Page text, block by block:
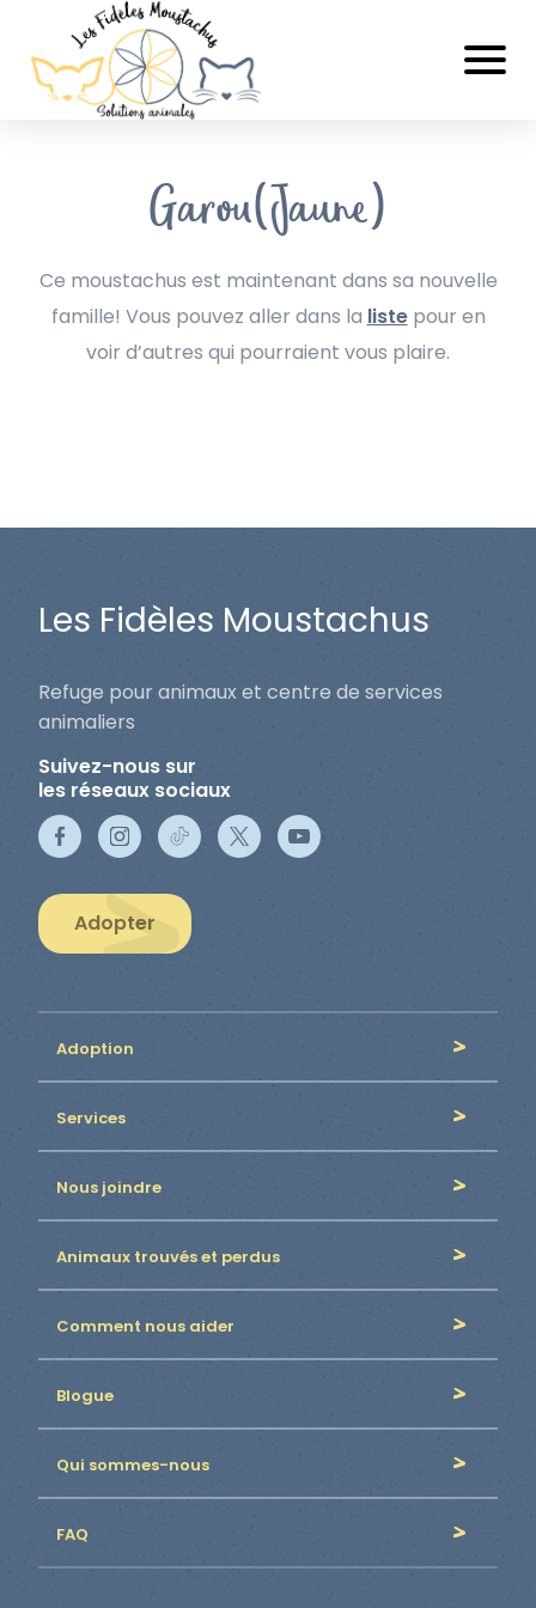
Garou(Jaune)
Ce moustachus est maintenant dans sa nouvelle
famille! Vous pouvez aller dans la listepour en
voir d’autres qui pourraient vous plaire.
Les Fidèles Moustachus
Refuge pour animaux et centre de services
animaliers
Suivez-nous sur
les réseaux sociaux
Adopter
Adoption
Services
Nous joindre
Animaux trouvés et perdus
Comment nous aider
Blogue
Qui sommes-nous
FAQ